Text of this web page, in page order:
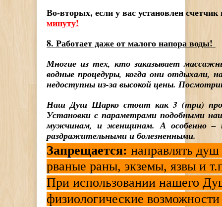
Во-вторых, если у вас установлен
минуту!
8. Работает даже от малого напора воды!
Многие из тех, кто заказывает
водные процедуры, когда они отдыхали,
недоступны из-за высокой цены.
Наш Душ Шарко стоит как 3 (три)
Установки с параметрами подобными
мужчинам, и женщинам. А особенно –
раздражительными и болезненными.
Запрещается: направлять
рваные раны, экземы, язвы и
При использовании нашего
физиологические